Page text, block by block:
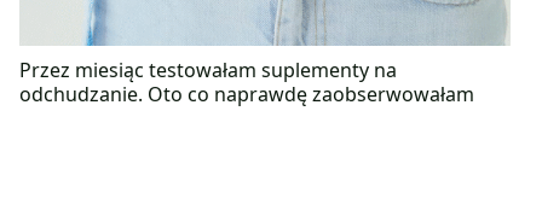
Przez miesiąc testowałam suplementy na
odchudzanie. Oto co naprawdę zaobserwowałam